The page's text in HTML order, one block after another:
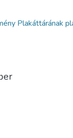
Plakáttárának